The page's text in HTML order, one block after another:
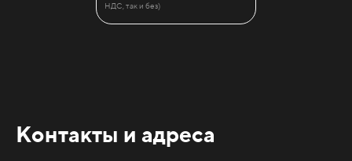
НДС, так и без)
Контакты и адреса